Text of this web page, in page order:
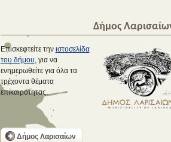
Δήμος
Επισκεφτείτε την ιστοσελίδα
του δήμου, για να
ενημερωθείτε για όλα τα
τρέχοντα θέματα
επικαιρότητας.
Δήμος Λαρισαίων